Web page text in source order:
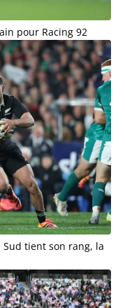
pour Racing 92
tient son rang, la